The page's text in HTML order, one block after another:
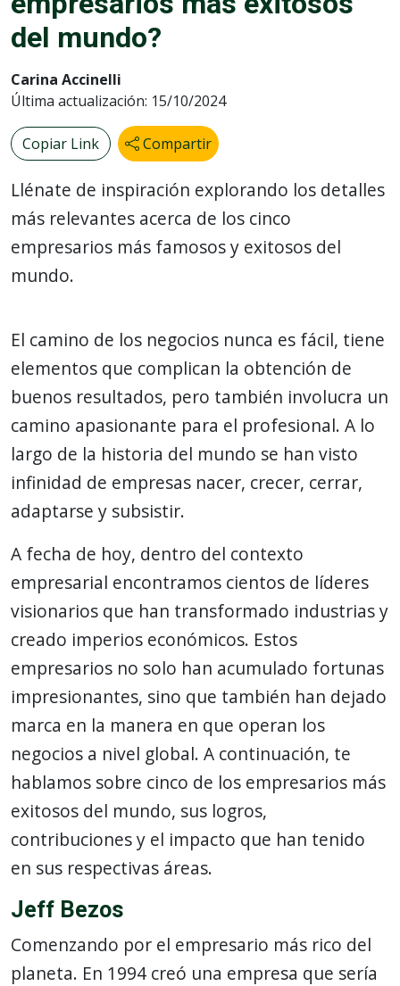
del mundo?
Carina Accinelli
Última actualización: 15/10/2024
Copiar Link Compartir
Llénate de inspiración explorando los detalles
más relevantes acerca de los cinco
empresarios más famosos y exitosos del
mundo.
El camino de los negocios nunca es fácil, tiene
elementos que complican la obtención de
buenos resultados, pero también involucra un
camino apasionante para el profesional. A lo
largo de la historia del mundo se han visto
infinidad de empresas nacer, crecer, cerrar,
adaptarse y subsistir.
A fecha de hoy, dentro del contexto
empresarial encontramos cientos de líderes
visionarios que han transformado industrias y
creado imperios económicos. Estos
empresarios no solo han acumulado fortunas
impresionantes, sino que también han dejado
marca en la manera en que operan los
negocios a nivel global. A continuación, te
hablamos sobre cinco de los empresarios más
exitosos del mundo, sus logros,
contribuciones y el impacto que han tenido
en sus respectivas áreas.
Jeff Bezos
Comenzando por el empresario más rico del
planeta. En 1994 creó una empresa que sería